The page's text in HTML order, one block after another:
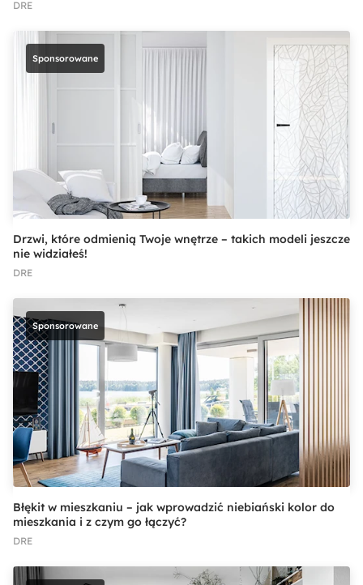
DRE
Sponsorowane
Drzwi, które odmienią Twoje wnętrze – takich modeli jeszcze
nie widziałeś!
DRE
Sponsorowane
Błękit w mieszkaniu – jak wprowadzić niebiański kolor do
mieszkania i z czym go łączyć?
DRE